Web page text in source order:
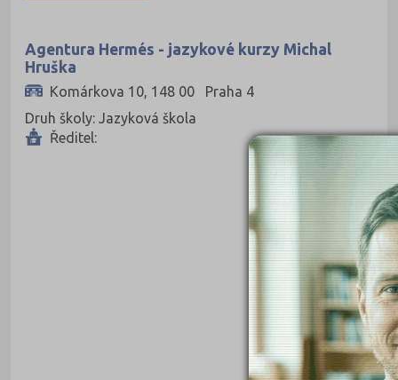
Litoměřice (104)
Louny (72)
Mělník (80)
Agentura Hermés - jazykové kurzy Michal
Hruška
Komárkova 10, 148 00 Praha 4
Druh školy: Jazyková škola
Ředitel: